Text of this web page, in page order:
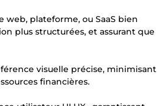
plateforme, ou SaaS bien
plus structurées, et assurant que
visuelle précise, minimisant
financières.